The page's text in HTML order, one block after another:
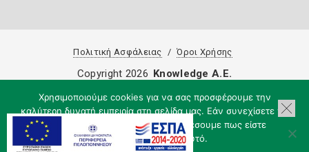
Πολιτική Ασφάλειας Όροι Χρήσης
Χρησιμοποιούμε cookies για να σας προσφέρουμε την
καλύτερη δυνατή εμπειρία στη σελίδα μας. Εάν συνεχίσετε να
χρησιμοποιείτε τη σελίδα, θα υποθέσουμε πως είστε
ικανοποιημένοι με αυτό.
Copyright 2026 Knowledge A.E.